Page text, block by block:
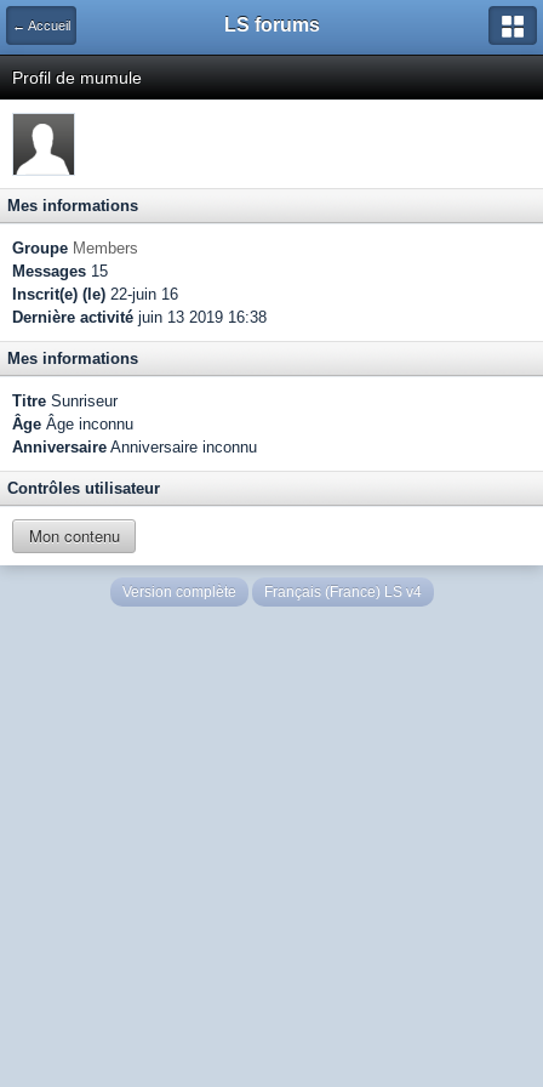
← Accueil LS forums
Profil de mumule
Mes informations
Groupe Members
Messages 15
Inscrit(e) (le) 22-juin 16
Dernière activité juin 13 2019 16:38
Mes informations
Titre Sunriseur
Âge Âge inconnu
Anniversaire Anniversaire inconnu
Contrôles utilisateur
Mon contenu
Version complète Français (France) LS v4